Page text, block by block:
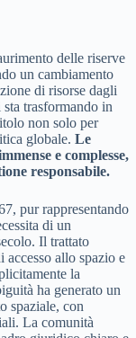
delle riserve
un cambiamento
di risorse dagli
trasformando in
non solo per
globale. Le
e complesse,
responsabile.
pur rappresentando
di un
Il trattato
allo spazio e
la
ha generato un
spaziale, con
La comunità